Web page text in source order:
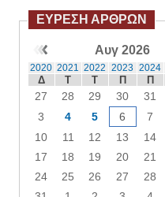
ΕΥΡΕΣΗ ΑΡΘΡΩΝ
Αυγ 2026
2020 2021 2022 2023 2024
Δ Τ Τ Π Π
27 28 29 30 31
3
4 5 6 7
10
11 12 13 14
17
18 19 20 21
24
25 26 27 28